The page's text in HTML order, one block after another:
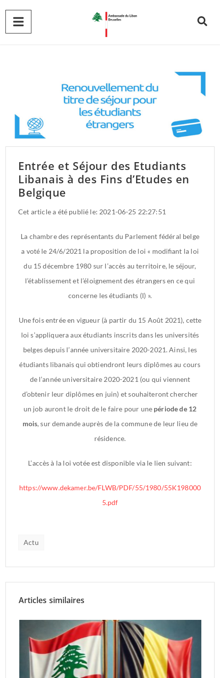
Entrée et Séjour des Etudiants
Libanais à des Fins d’Etudes en
Belgique
Cet article a été publié le: 2021-06-25 22:27:51
La chambre des représentants du Parlement fédéral belge
a voté le 24/6/2021 la proposition de loi « modifiant la loi
du 15 décembre 1980 sur l’accès au territoire, le séjour,
l’établissement et l’éloignement des étrangers en ce qui
concerne les étudiants (I) ».
Une fois entrée en vigueur (à partir du 15 Août 2021), cette
loi s’appliquera aux étudiants inscrits dans les universités
belges depuis l’année universitaire 2020-2021. Ainsi, les
étudiants libanais qui obtiendront leurs diplômes au cours
de l’année universitaire 2020-2021 (ou qui viennent
d’obtenir leur diplômes en juin) et souhaiteront chercher
un job auront le droit de le faire pour une période de 12
mois, sur demande auprès de la commune de leur lieu de
résidence.
L’accès à la loi votée est disponible via le lien suivant:
https://www.dekamer.be/FLWB/PDF/55/1980/55K198000
5.pdf
Actu
Articles similaires